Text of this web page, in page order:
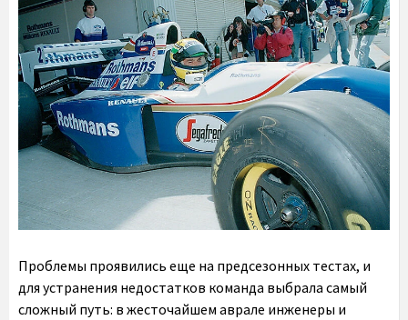
Проблемы проявились еще на предсезонных тестах, и
для устранения недостатков команда выбрала самый
сложный путь: в жесточайшем аврале инженеры и